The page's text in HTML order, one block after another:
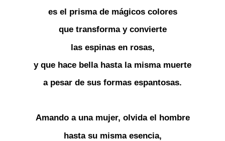
es el prisma de mágicos colores
que transforma y convierte
las espinas en rosas,
y que hace bella hasta la misma muerte
a pesar de sus formas espantosas.
Amando a una mujer, olvida el hombre
hasta su misma esencia,